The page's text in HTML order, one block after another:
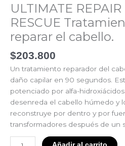
ULTIMATE
RESCUE
reparar el cabello.
$203.800
Un tratamiento reparador del
daño capilar en 90 segundos.
potenciado por alfa-hidroxiácidos
desenreda el cabello húmedo y
reconstruye por dentro y por
transformadores después de un